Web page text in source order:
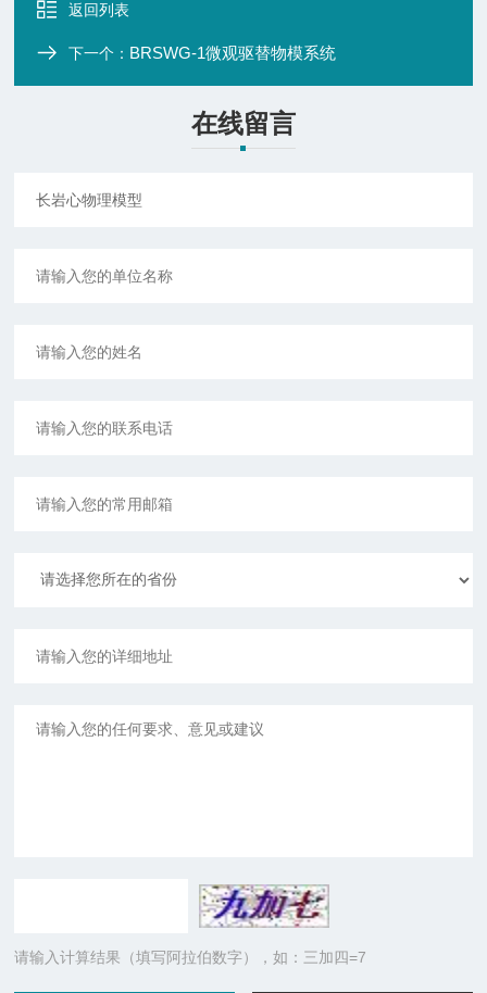
返回列表
下一个： BRSWG-1微观驱替物模系统
在线留言
请输入计算结果（填写阿拉伯数字），如：三加四=7